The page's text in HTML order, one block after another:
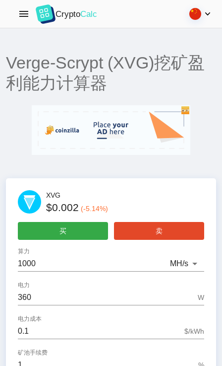
CryptoCalc
Verge-Scrypt (XVG)挖矿盈
利能力计算器
XVG
$0.002 (-5.14%)
买 卖
算力
MH/s
电力
W
电力成本
$/kWh
矿池手续费